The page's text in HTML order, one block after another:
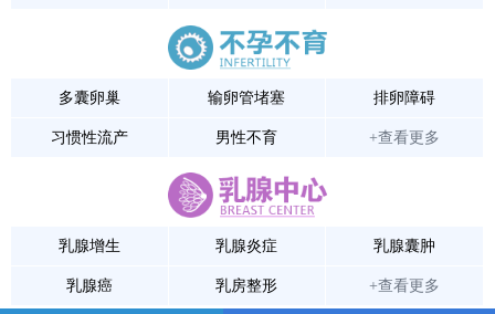
多囊卵巢 输卵管堵塞 排卵障碍
习惯性流产 男性不育 +查看更多
乳腺增生 乳腺炎症 乳腺囊肿
乳腺癌 乳房整形 +查看更多